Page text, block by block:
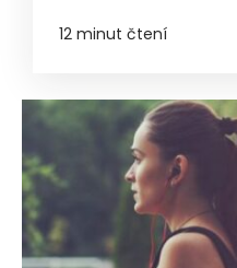
12 minut čtení